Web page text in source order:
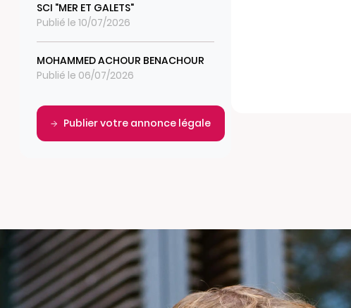
SCI "MER ET GALETS"
Publié le 10/07/2026
MOHAMMED ACHOUR BENACHOUR
Publié le 06/07/2026
Publier votre annonce légale